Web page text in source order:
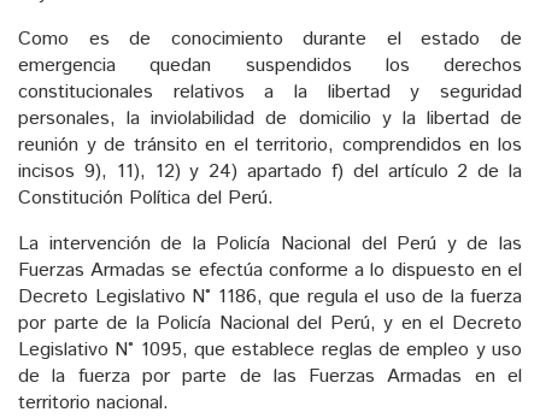
Como es de conocimiento durante el estado de
emergencia quedan suspendidos los derechos
constitucionales relativos a la libertad y seguridad
personales, la inviolabilidad de domicilio y la libertad de
reunión y de tránsito en el territorio, comprendidos en los
incisos 9), 11), 12) y 24) apartado f) del artículo 2 de la
Constitución Política del Perú.
La intervención de la Policía Nacional del Perú y de las
Fuerzas Armadas se efectúa conforme a lo dispuesto en el
Decreto Legislativo N° 1186, que regula el uso de la fuerza
por parte de la Policía Nacional del Perú, y en el Decreto
Legislativo N° 1095, que establece reglas de empleo y uso
de la fuerza por parte de las Fuerzas Armadas en el
territorio nacional.